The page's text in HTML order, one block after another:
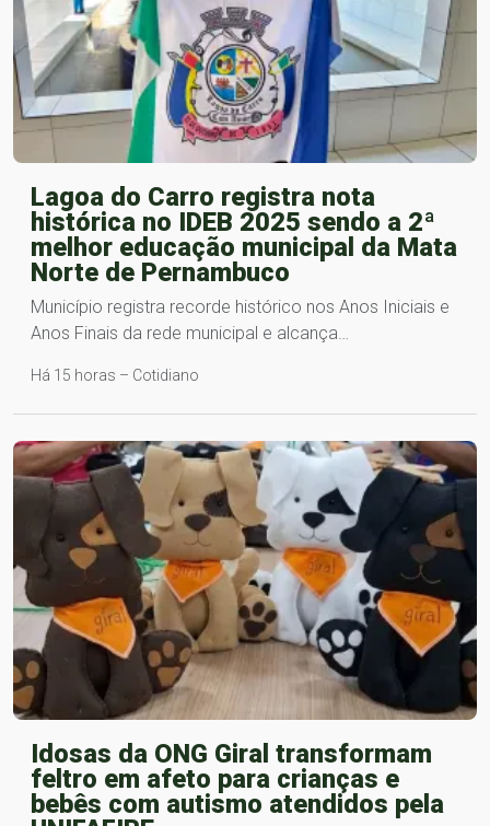
Lagoa do Carro registra nota
histórica no IDEB 2025 sendo a 2ª
melhor educação municipal da Mata
Norte de Pernambuco
Município registra recorde histórico nos Anos Iniciais e
Anos Finais da rede municipal e alcança…
Há 15 horas – Cotidiano
Idosas da ONG Giral transformam
feltro em afeto para crianças e
bebês com autismo atendidos pela